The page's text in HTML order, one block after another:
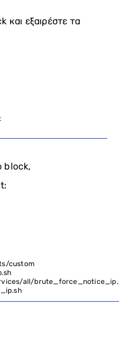
και εξαιρέστε τα
block,
/custom
.sh
all/
.sh